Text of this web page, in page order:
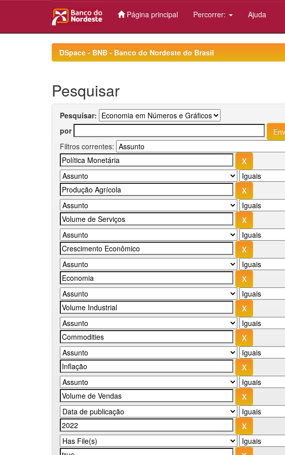
Página principal Percorrer: Ajuda
DSpace - BNB - Banco do Nordeste do Brasil
Pesquisar
Pesquisar:
por
Filtros correntes: